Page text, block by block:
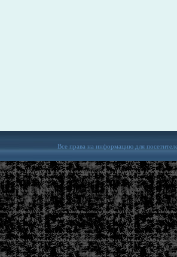
Все права на информацию для